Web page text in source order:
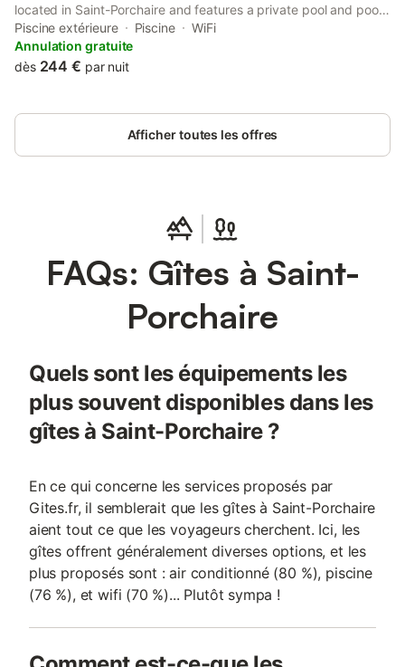
located in Saint-Porchaire and features a private pool and pool
views. There is a private entrance at the guest house for the
convenience of those who stay.
Piscine extérieure Piscine
WiFi
Annulation gratuite
dès 244 € par nuit
Afficher toutes les offres
FAQs: Gîtes à Saint-
Porchaire
Quels sont les équipements les
plus souvent disponibles dans les
gîtes à Saint-Porchaire ?
En ce qui concerne les services proposés par
Gites.fr, il semblerait que les gîtes à Saint-Porchaire
aient tout ce que les voyageurs cherchent. Ici, les
gîtes offrent généralement diverses options, et les
plus proposés sont : air conditionné (80 %), piscine
(76 %), et wifi (70 %)... Plutôt sympa !